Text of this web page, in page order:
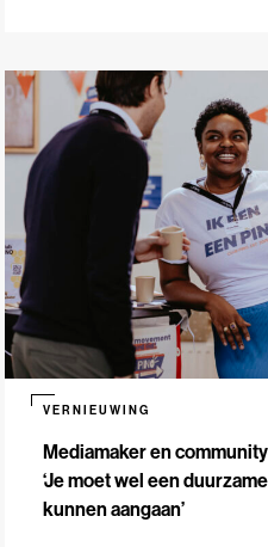
Mediamaker en
‘Je moet wel een
kunnen aangaan’
VERNIEUWING